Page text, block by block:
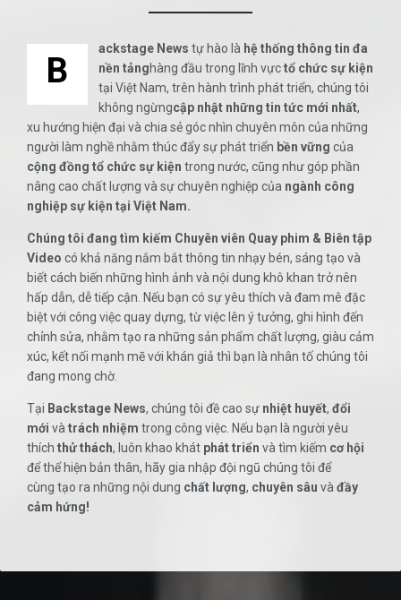
B
ackstage News tự hào là hệ thống thông tin đa
nền tảnghàng đầu trong lĩnh vựctổ chức sự kiện
tại Việt Nam, trên hành trình phát triển, chúng tôi
không ngừngcập nhật những tin tức mới nhất,
xu hướng hiện đại và chia sẻ góc nhìn chuyên môn của những
người làm nghề nhằm thúc đẩy sự phát triển bền vững của
cộng đồng tổ chức sự kiện trong nước, cũng như góp phần
nâng cao chất lượng và sự chuyên nghiệp của ngành công
nghiệp sự kiện tại Việt Nam.
Chúng tôi đang tìm kiếm Chuyên viên Quay phim & Biên tập
Video có khả năng nắm bắt thông tin nhạy bén, sáng tạo và
biết cách biến những hình ảnh và nội dung khô khan trở nên
hấp dẫn, dễ tiếp cận. Nếu bạn có sự yêu thích và đam mê đặc
biệt với công việc quay dựng, từ việc lên ý tưởng, ghi hình đến
chỉnh sửa, nhằm tạo ra những sản phẩm chất lượng, giàu cảm
xúc, kết nối mạnh mẽ với khán giả thì bạn là nhân tố chúng tôi
đang mong chờ.
Tại Backstage News, chúng tôi đề cao sự nhiệt huyết, đổi
mới vàtrách nhiệm trong công việc. Nếu bạn là người yêu
thích thử thách, luôn khao khát phát triển và tìm kiếm cơ hội
để thể hiện bản thân, hãy gia nhập đội ngũ chúng tôi để
cùng tạo ra những nội dung chất lượng, chuyên sâu vàđầy
cảm hứng!